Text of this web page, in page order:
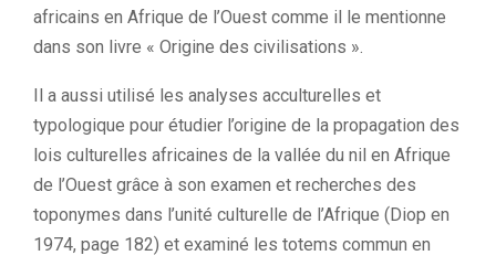
africains en Afrique de l’Ouest comme il le mentionne
dans son livre « Origine des civilisations ».
Il a aussi utilisé les analyses acculturelles et
typologique pour étudier l’origine de la propagation des
lois culturelles africaines de la vallée du nil en Afrique
de l’Ouest grâce à son examen et recherches des
toponymes dans l’unité culturelle de l’Afrique (Diop en
1974, page 182) et examiné les totems commun en